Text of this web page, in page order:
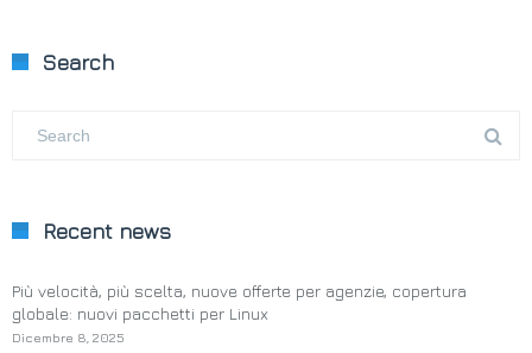
Search
Recent news
Più velocità, più scelta, nuove offerte per agenzie, copertura
globale: nuovi pacchetti per Linux
Dicembre 8, 2025